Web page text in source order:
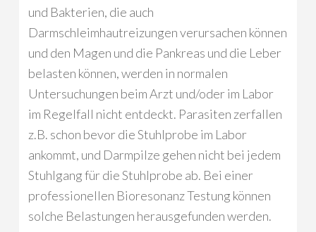
und Bakterien, die auch
Darmschleimhautreizungen verursachen können
und den Magen und die Pankreas und die Leber
belasten können, werden in normalen
Untersuchungen beim Arzt und/oder im Labor
im Regelfall nicht entdeckt. Parasiten zerfallen
z.B. schon bevor die Stuhlprobe im Labor
ankommt, und Darmpilze gehen nicht bei jedem
Stuhlgang für die Stuhlprobe ab. Bei einer
professionellen Bioresonanz Testung können
solche Belastungen herausgefunden werden.